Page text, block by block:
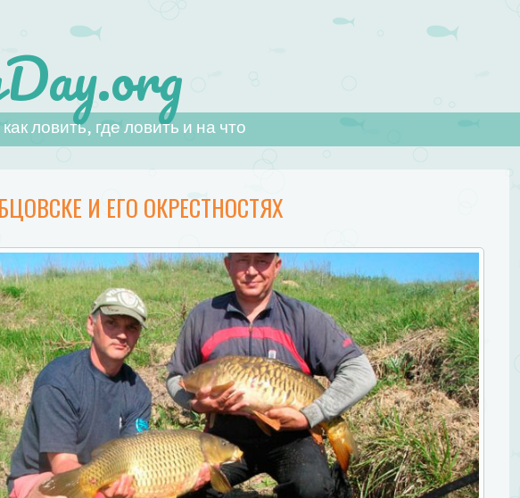
ловить, где ловить и на что
И ЕГО ОКРЕСТНОСТЯХ